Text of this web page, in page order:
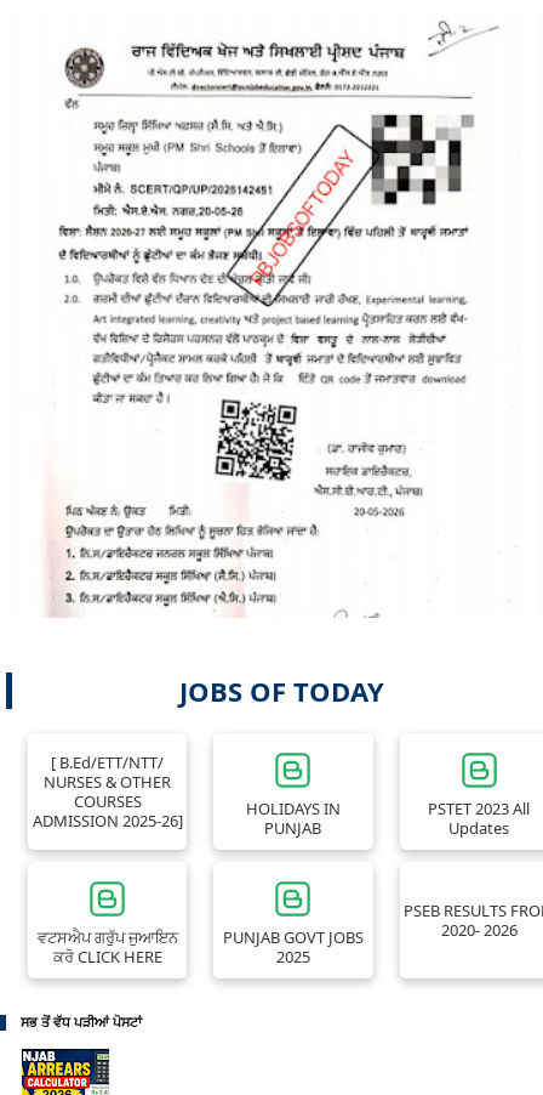
JOBS OF TODAY
[ B.Ed/ETT/NTT/
NURSES & OTHER
COURSES
ADMISSION 2025-26]
HOLIDAYS IN
PUNJAB
PSTET 2023 All
Updates
ਵਟਸਐਪ ਗਰੁੱਪ ਜੁਆਇਨ
ਕਰੋ CLICK HERE
PUNJAB GOVT JOBS
2025
PSEB RESULTS
2020- 2026
ਸਭ ਤੋਂ ਵੱਧ ਪੜੀਆਂ ਪੋਸਟਾਂ